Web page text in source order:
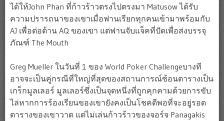
ได้ให้John Phan ที่ก้าวร้าวตรงไปตรงมา Matusow ได้รับ
ความปรารถนาของเขาเมื่อฟานเรียกทุกคนเข้ามาพร้อมกับ
AJ เพื่อต่อต้าน AQ ของเขา แต่ฟานจับแจ็คที่ปัดเพื่อส่งบรรจุ
ภัณฑ์ The Mouth
Greg Mueller ในวันที่ 1 ของ World Poker Challengeบางที
อาจจะเป็นคู่กรณีที่ใหญ่ที่สุดของสถานการณ์ซ้อนตารางเป็น
เกร็กมูลเลอร์ มูลเลอร์ซึ่งเป็นจุดหนึ่งที่ถูกคุกคามด้วยการขับ
ไล่หากการร้องเรียนของเขายังคงเป็นโชคดีพอที่จะอยู่รอด
ตารางของเขาวาด แต่ไม่เล่นก้าวร้าวของจอร์จ Panagakis